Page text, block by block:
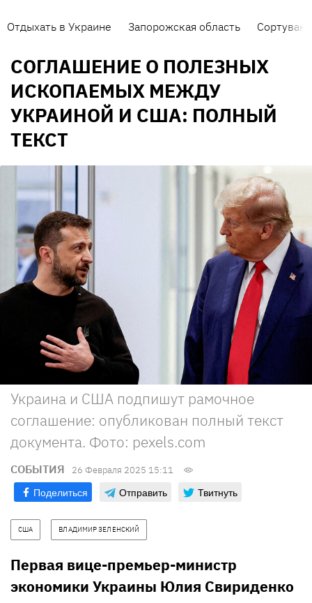
Отдыхать в Украине Запорожская область
СОГЛАШЕНИЕ О ПОЛЕЗНЫХ
ИСКОПАЕМЫХ МЕЖДУ
УКРАИНОЙ И США: ПОЛНЫЙ
ТЕКСТ
Украина и США подпишут рамочное
соглашение: опубликован полный текст
документа. Фото: рexels.com
СОБЫТИЯ 26 Февраля 2025 15:11
Поделиться Отправить Твитнуть
США ВЛАДИМИР ЗЕЛЕНСКИЙ
Первая вице-премьер-министр
экономики Украины Юлия Свириденко